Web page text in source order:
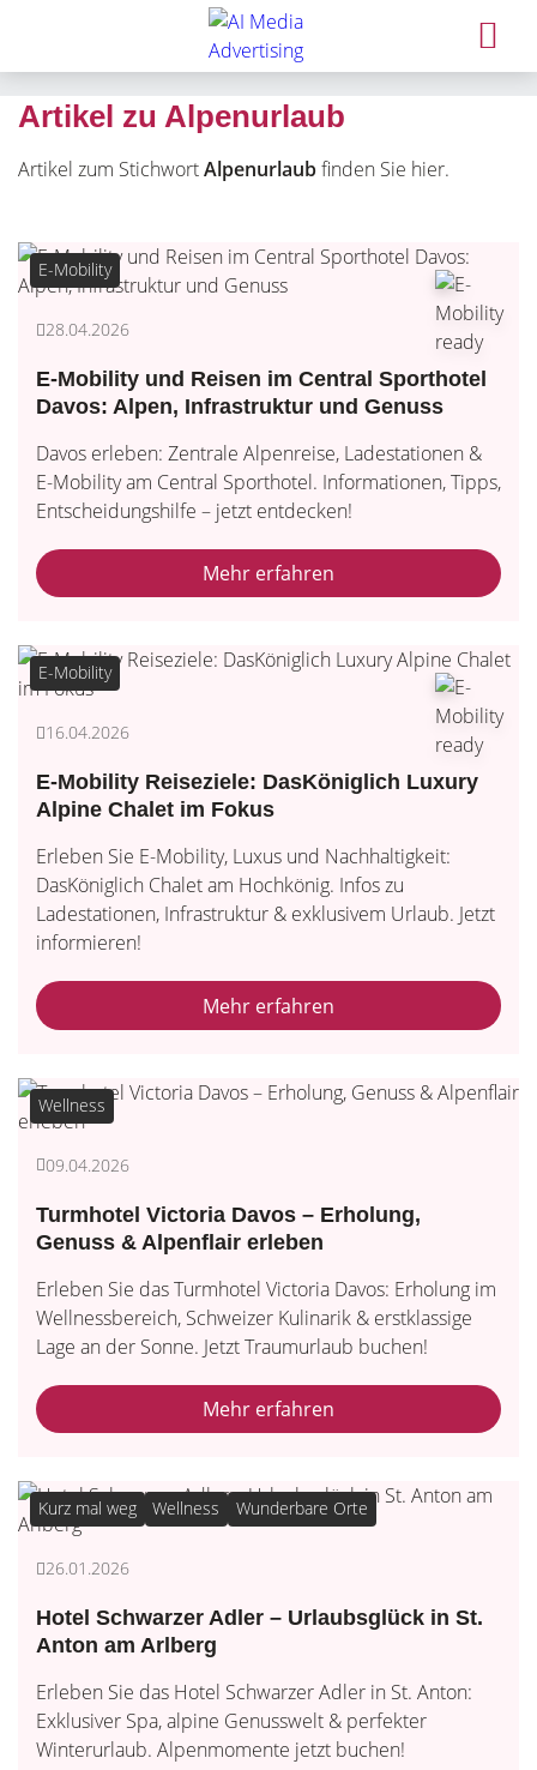
Artikel zu Alpenurlaub
Artikel zum StichwortAlpenurlaubfinden Sie hier.
E-Mobility
28.04.2026
E-Mobility und Reisen im Central Sporthotel
Davos: Alpen, Infrastruktur und Genuss
Davos erleben: Zentrale Alpenreise, Ladestationen &
E-Mobility am Central Sporthotel. Informationen, Tipps,
Entscheidungshilfe – jetzt entdecken!
Mehr erfahren
E-Mobility
16.04.2026
E-Mobility Reiseziele: DasKöniglich Luxury
Alpine Chalet im Fokus
Erleben Sie E-Mobility, Luxus und Nachhaltigkeit:
DasKöniglich Chalet am Hochkönig. Infos zu
Ladestationen, Infrastruktur & exklusivem Urlaub. Jetzt
informieren!
Mehr erfahren
Wellness
09.04.2026
Turmhotel Victoria Davos – Erholung,
Genuss & Alpenflair erleben
Erleben Sie das Turmhotel Victoria Davos: Erholung im
Wellnessbereich, Schweizer Kulinarik & erstklassige
Lage an der Sonne. Jetzt Traumurlaub buchen!
Mehr erfahren
Kurz mal weg Wellness Wunderbare Orte
26.01.2026
Hotel Schwarzer Adler – Urlaubsglück in St.
Anton am Arlberg
Erleben Sie das Hotel Schwarzer Adler in St. Anton:
Exklusiver Spa, alpine Genusswelt & perfekter
Winterurlaub. Alpenmomente jetzt buchen!